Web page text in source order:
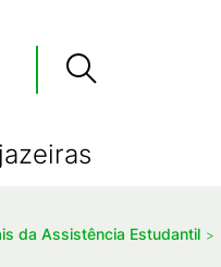
da Assistência Estudantil